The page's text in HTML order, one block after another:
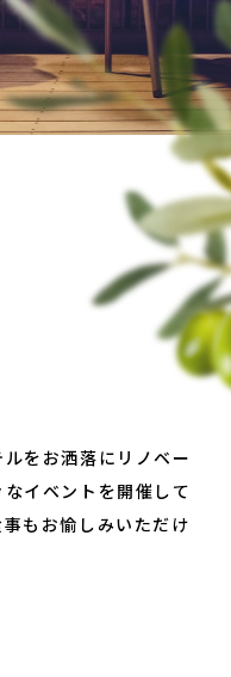
をお洒落にリノベー
イベントを開催して
もお愉しみいただけ